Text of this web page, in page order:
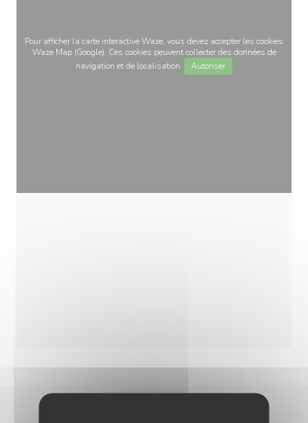
Pour afficher la carte interactive Waze, vous devez accepter les cookies
Waze Map (Google). Ces cookies peuvent collecter des données de
navigation et de localisation.
Autoriser